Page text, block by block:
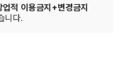
적 이용금지+변경금지
니다.